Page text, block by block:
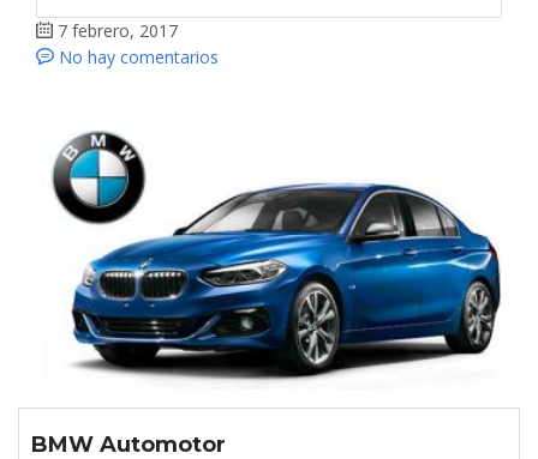
7 febrero, 2017
No hay comentarios
BMW Automotor